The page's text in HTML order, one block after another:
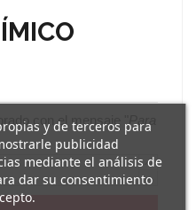
con el mensaje "
y de terceros para
publicidad
mediante el análisis de
dar su consentimiento